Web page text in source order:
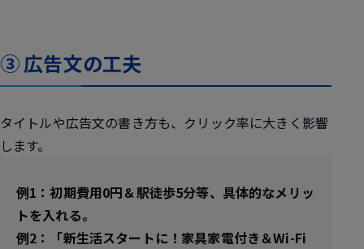
③ 広告文の工夫
タイトルや広告文の書き方も、クリック率に大きく影響
します。
例1：初期費用0円＆駅徒歩5分等、具体的なメリッ
トを入れる。
例2：「新生活スタートに！家具家電付き＆Wi-Fi